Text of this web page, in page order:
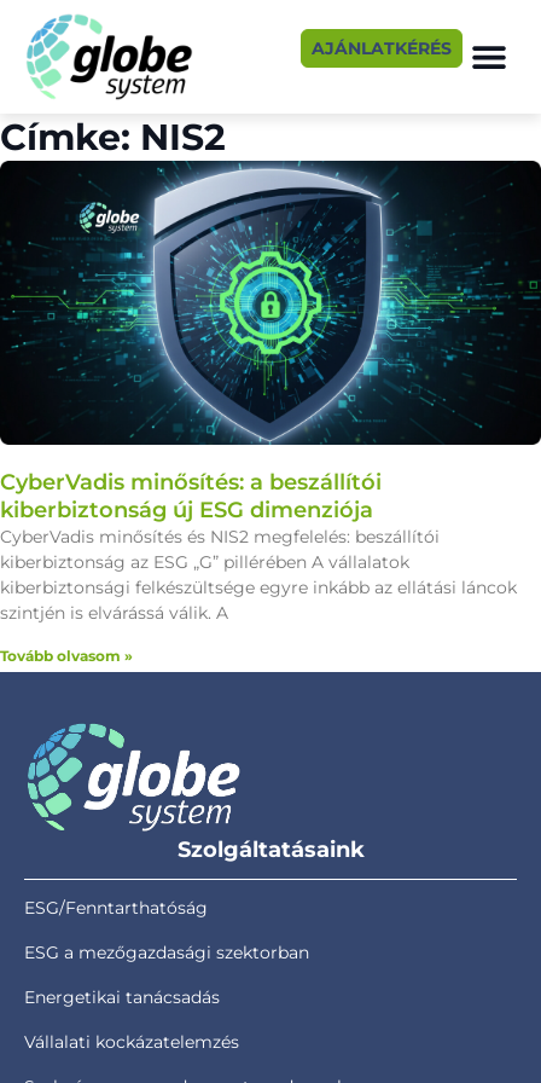
AJÁNLATKÉRÉS
Címke: NIS2
CyberVadis minősítés: a beszállítói
kiberbiztonság új ESG dimenziója
CyberVadis minősítés és NIS2 megfelelés: beszállítói
kiberbiztonság az ESG „G” pillérében A vállalatok
kiberbiztonsági felkészültsége egyre inkább az ellátási láncok
szintjén is elvárássá válik. A
Tovább olvasom »
Szolgáltatásaink
ESG/Fenntarthatóság
ESG a mezőgazdasági szektorban
Energetikai tanácsadás
Vállalati kockázatelemzés